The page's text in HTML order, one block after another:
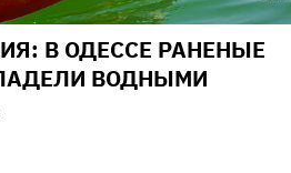
В ОДЕССЕ РАНЕНЫЕ
ВОДНЫМИ